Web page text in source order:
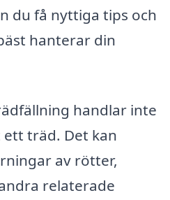
du få nyttiga tips och
hanterar din
handlar inte
träd. Det kan
av rötter,
relaterade